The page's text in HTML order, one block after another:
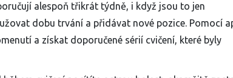
alespoň třikrát týdně, i když jsou to jen
dobu trvání a přidávat nové pozice. Pomocí
a získat doporučené sérií cvičení, které byly